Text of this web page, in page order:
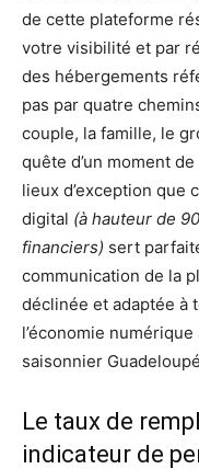
de cette plateforme
votre visibilité et par
des hébergements
pas par quatre
couple, la famille, le
quête d’un moment
lieux d’exception que
digital (à hauteur de
financiers) sert
communication de la
déclinée et adaptée à
l’économie
saisonnier
Le taux de
indicateur de